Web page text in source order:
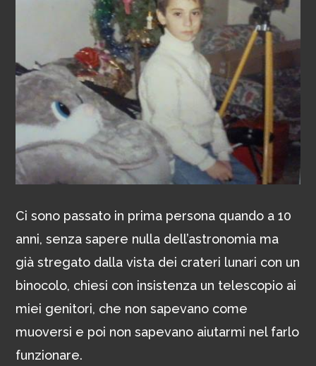
Ci sono passato in prima persona quando a 10
anni, senza sapere nulla dell’astronomia ma
già stregato dalla vista dei crateri lunari con un
binocolo, chiesi con insistenza un telescopio ai
miei genitori, che non sapevano come
muoversi e poi non sapevano aiutarmi nel farlo
funzionare.